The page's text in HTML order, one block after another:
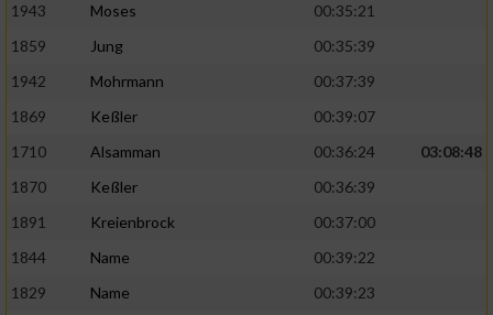
1943
Moses
00:35:21
1859
Jung
00:35:39
1942
Mohrmann
00:37:39
1869
Keßler
00:39:07
1710
Alsamman 00:36:24
03:08:48
1870
Keßler
00:36:39
1891
Kreienbrock
00:37:00
1844
Name
00:39:22
1829
Name
00:39:23